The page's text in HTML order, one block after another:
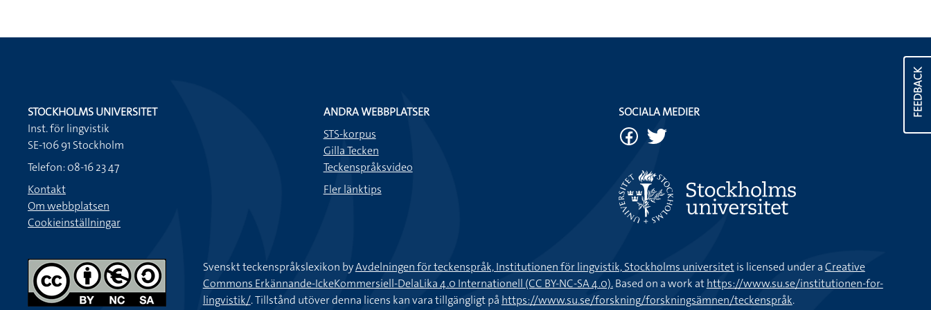
FEEDBACK
STOCKHOLMS UNIVERSITET
Inst. för lingvistik
SE-106 91 Stockholm
Telefon: 08-16 23 47
Kontakt
Om webbplatsen
Cookieinställningar
ANDRA WEBBPLATSER
STS-korpus
Gilla Tecken
Teckenspråksvideo
Fler länktips
SOCIALA MEDIER
Svenskt teckenspråkslexikon byAvdelningen för teckenspråk, Institutionen för lingvistik, Stockholms universitetis licensed under aCreative
Commons Erkännande-IckeKommersiell-DelaLika 4.0 Internationell (CC BY-NC-SA 4.0).Based on a work athttps://www.su.se/institutionen-for-
lingvistik/. Tillstånd utöver denna licens kan vara tillgängligt på https://www.su.se/forskning/forskningsämnen/teckenspråk.